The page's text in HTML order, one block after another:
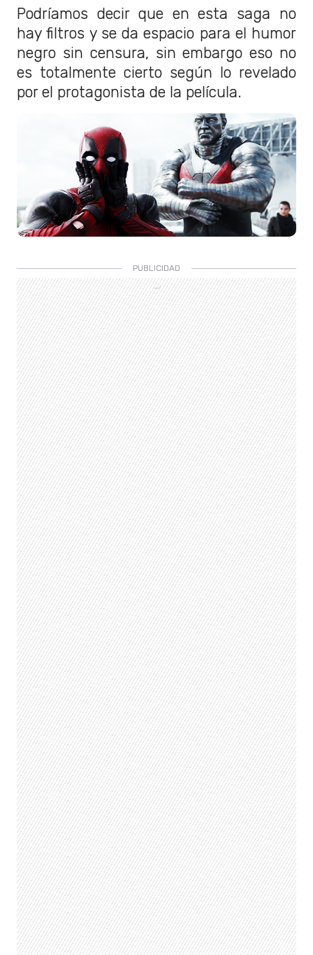
Podríamos decir que en esta saga no
hay filtros y se da espacio para el humor
negro sin censura, sin embargo eso no
es totalmente cierto según lo revelado
por el protagonista de la película.